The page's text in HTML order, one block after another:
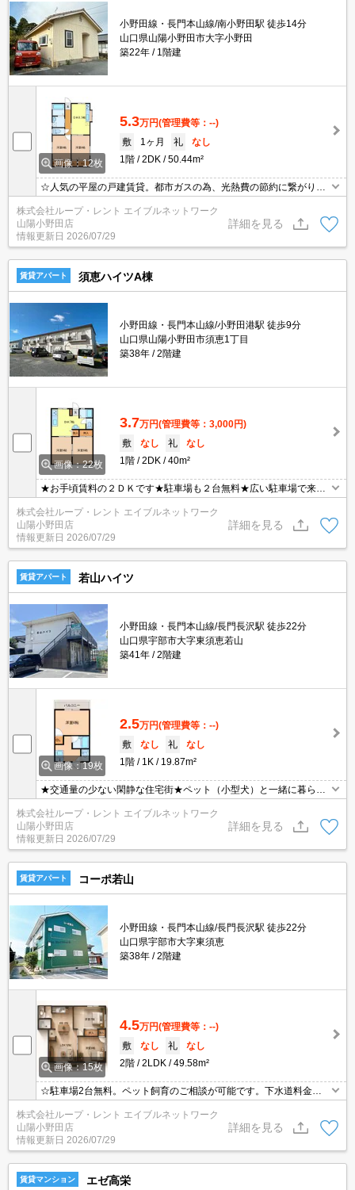
小野田線・長門本山線/南小野田駅 徒歩14分
山口県山陽小野田市大字小野田
築22年
1階建
画像：12枚
5.3万円(管理費等：--)
敷
1ヶ月 礼
なし
1階
2DK 50.44m²
☆人気の平屋の戸建賃貸。都市ガスの為、光熱費の節約に繋がりま
す。ペット相談可能となります。ご内見が可能となりました。☆
株式会社ループ・レント エイブルネットワーク
山陽小野田店
情報更新日 2026/07/29
詳細を見る
賃貸アパート 須恵ハイツA棟
小野田線・長門本山線/小野田港駅 徒歩9分
山口県山陽小野田市須恵1丁目
築38年
2階建
画像：22枚
3.7万円(管理費等：3,000円)
敷
なし 礼
なし
1階
2DK 40m²
★お手頃賃料の２ＤＫです★駐車場も２台無料★広い駐車場で来客
時も便利です★都市ガスなので、光熱費も抑えられて経済的です★
内装はリフォーム済みで綺麗なお部屋です★人気の須恵小学校校区
★
株式会社ループ・レント エイブルネットワーク
山陽小野田店
情報更新日 2026/07/29
詳細を見る
賃貸アパート 若山ハイツ
小野田線・長門本山線/長門長沢駅 徒歩22分
山口県宇部市大字東須恵若山
築41年
2階建
画像：19枚
2.5万円(管理費等：--)
敷
なし 礼
なし
1階
1K 19.87m²
★交通量の少ない閑静な住宅街★ペット（小型犬）と一緒に暮らせ
ます（※敷金1ヶ月プラス）★階段下に全自動洗濯機2台あり(共同)
★エアコン★冷蔵庫付★
株式会社ループ・レント エイブルネットワーク
山陽小野田店
情報更新日 2026/07/29
詳細を見る
賃貸アパート コーポ若山
小野田線・長門本山線/長門長沢駅 徒歩22分
山口県宇部市大字東須恵
築38年
2階建
画像：15枚
4.5万円(管理費等：--)
敷
なし 礼
なし
2階
2LDK 49.58m²
☆駐車場2台無料。ペット飼育のご相談が可能です。下水道料金が
かかりません。最上階角部屋の物件です。エアコン2台設置済み。
☆
株式会社ループ・レント エイブルネットワーク
山陽小野田店
情報更新日 2026/07/29
詳細を見る
賃貸マンション エゼ高栄